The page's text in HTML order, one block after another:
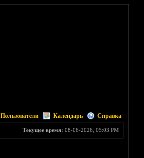
Пользователи Календарь Справка
Текущее время: 08-06-2026, 05:03 PM